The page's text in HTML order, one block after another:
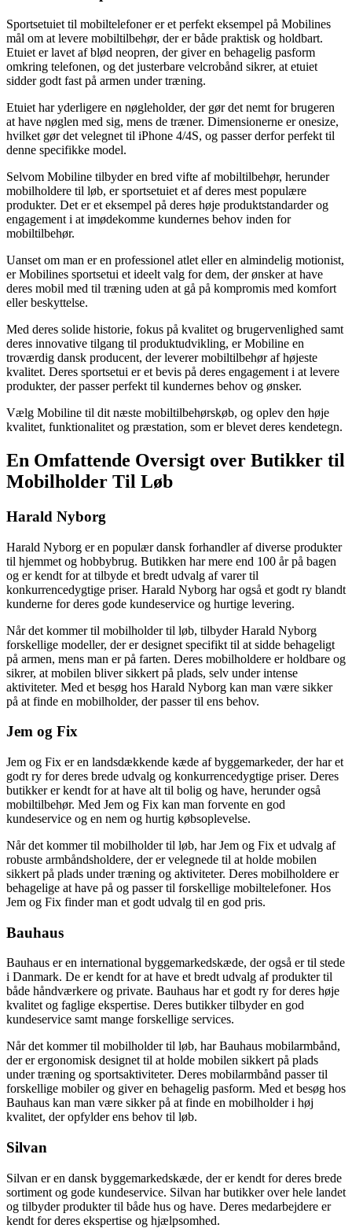
Sportsetuiet til mobiltelefoner er et perfekt eksempel på Mobilines
mål om at levere mobiltilbehør, der er både praktisk og holdbart.
Etuiet er lavet af blød neopren, der giver en behagelig pasform
omkring telefonen, og det justerbare velcrobånd sikrer, at etuiet
sidder godt fast på armen under træning.
Etuiet har yderligere en nøgleholder, der gør det nemt for brugeren
at have nøglen med sig, mens de træner. Dimensionerne er onesize,
hvilket gør det velegnet til iPhone 4/4S, og passer derfor perfekt til
denne specifikke model.
Selvom Mobiline tilbyder en bred vifte af mobiltilbehør, herunder
mobilholdere til løb, er sportsetuiet et af deres mest populære
produkter. Det er et eksempel på deres høje produktstandarder og
engagement i at imødekomme kundernes behov inden for
mobiltilbehør.
Uanset om man er en professionel atlet eller en almindelig motionist,
er Mobilines sportsetui et ideelt valg for dem, der ønsker at have
deres mobil med til træning uden at gå på kompromis med komfort
eller beskyttelse.
Med deres solide historie, fokus på kvalitet og brugervenlighed samt
deres innovative tilgang til produktudvikling, er Mobiline en
troværdig dansk producent, der leverer mobiltilbehør af højeste
kvalitet. Deres sportsetui er et bevis på deres engagement i at levere
produkter, der passer perfekt til kundernes behov og ønsker.
Vælg Mobiline til dit næste mobiltilbehørskøb, og oplev den høje
kvalitet, funktionalitet og præstation, som er blevet deres kendetegn.
En Omfattende Oversigt over Butikker til
Mobilholder Til Løb
Harald Nyborg
Harald Nyborg er en populær dansk forhandler af diverse produkter
til hjemmet og hobbybrug. Butikken har mere end 100 år på bagen
og er kendt for at tilbyde et bredt udvalg af varer til
konkurrencedygtige priser. Harald Nyborg har også et godt ry blandt
kunderne for deres gode kundeservice og hurtige levering.
Når det kommer til mobilholder til løb, tilbyder Harald Nyborg
forskellige modeller, der er designet specifikt til at sidde behageligt
på armen, mens man er på farten. Deres mobilholdere er holdbare og
sikrer, at mobilen bliver sikkert på plads, selv under intense
aktiviteter. Med et besøg hos Harald Nyborg kan man være sikker
på at finde en mobilholder, der passer til ens behov.
Jem og Fix
Jem og Fix er en landsdækkende kæde af byggemarkeder, der har et
godt ry for deres brede udvalg og konkurrencedygtige priser. Deres
butikker er kendt for at have alt til bolig og have, herunder også
mobiltilbehør. Med Jem og Fix kan man forvente en god
kundeservice og en nem og hurtig købsoplevelse.
Når det kommer til mobilholder til løb, har Jem og Fix et udvalg af
robuste armbåndsholdere, der er velegnede til at holde mobilen
sikkert på plads under træning og aktiviteter. Deres mobilholdere er
behagelige at have på og passer til forskellige mobiltelefoner. Hos
Jem og Fix finder man et godt udvalg til en god pris.
Bauhaus
Bauhaus er en international byggemarkedskæde, der også er til stede
i Danmark. De er kendt for at have et bredt udvalg af produkter til
både håndværkere og private. Bauhaus har et godt ry for deres høje
kvalitet og faglige ekspertise. Deres butikker tilbyder en god
kundeservice samt mange forskellige services.
Når det kommer til mobilholder til løb, har Bauhaus mobilarmbånd,
der er ergonomisk designet til at holde mobilen sikkert på plads
under træning og sportsaktiviteter. Deres mobilarmbånd passer til
forskellige mobiler og giver en behagelig pasform. Med et besøg hos
Bauhaus kan man være sikker på at finde en mobilholder i høj
kvalitet, der opfylder ens behov til løb.
Silvan
Silvan er en dansk byggemarkedskæde, der er kendt for deres brede
sortiment og gode kundeservice. Silvan har butikker over hele landet
og tilbyder produkter til både hus og have. Deres medarbejdere er
kendt for deres ekspertise og hjælpsomhed.